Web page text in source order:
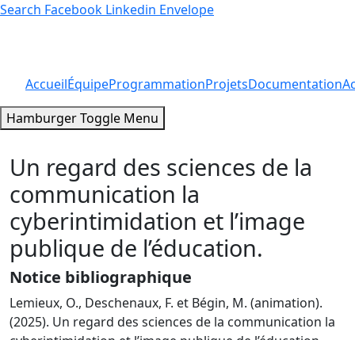
Search Facebook Linkedin Envelope
AccueilÉquipeProgrammationProjetsDocumentation
Hamburger Toggle Menu
Un regard des sciences de la
communication la
cyberintimidation et l’image
publique de l’éducation.
Notice bibliographique
Lemieux, O., Deschenaux, F. et Bégin, M. (animation).
(2025). Un regard des sciences de la communication la